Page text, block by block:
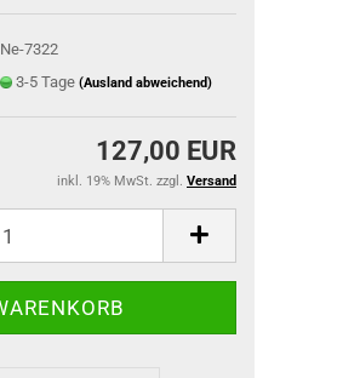
Ne-7322
3-5 Tage (Ausland abweichend)
127,00 EUR
inkl. 19% MwSt. zzgl. Versand